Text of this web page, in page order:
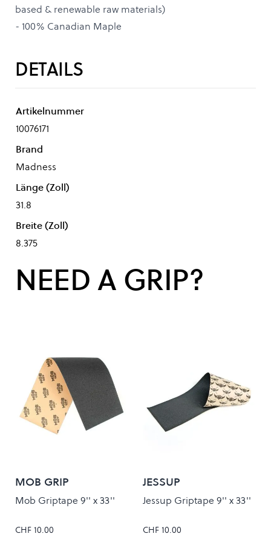
based & renewable raw materials)
- 100% Canadian Maple
DETAILS
Artikelnummer
10076171
Brand
Madness
Länge (Zoll)
31.8
Breite (Zoll)
8.375
NEED A GRIP?
MOB GRIP
Mob Griptape 9'' x 33''
CHF 10.00
JESSUP
Jessup Griptape 9'' x 33''
CHF 10.00